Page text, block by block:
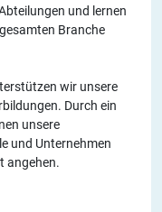
und lernen
Branche
wir unsere
Durch ein
unsere
und Unternehmen
angehen.